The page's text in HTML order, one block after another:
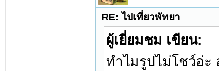
RE: ไปเที่ยวพัทยา
ผู้เยี่ยมชม เขียน:
ทำไมรูปไม่โชว์อ่ะ